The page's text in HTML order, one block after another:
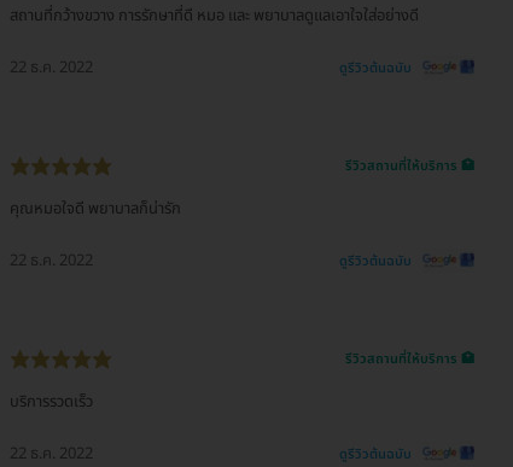
สถานที่กว้างขวาง การรักษาที่ดี หมอ และ พยาบาลดูแลเอาใจใส่อย่างดี
22 ธ.ค. 2022 ดูรีวิวต้นฉบับ
รีวิวสถานที่ให้บริการ 🏥
คุณหมอใจดี พยาบาลก็น่ารัก
22 ธ.ค. 2022 ดูรีวิวต้นฉบับ
รีวิวสถานที่ให้บริการ 🏥
บริการรวดเร็ว
22 ธ.ค. 2022 ดูรีวิวต้นฉบับ